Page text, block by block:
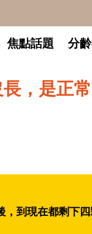
焦點話題 分
，是正
到現在都剩下